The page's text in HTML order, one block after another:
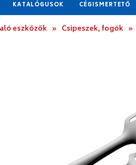
KATALÓGUSOK CÉGISMERTETŐ
eszközök » Csipeszek, fogók »